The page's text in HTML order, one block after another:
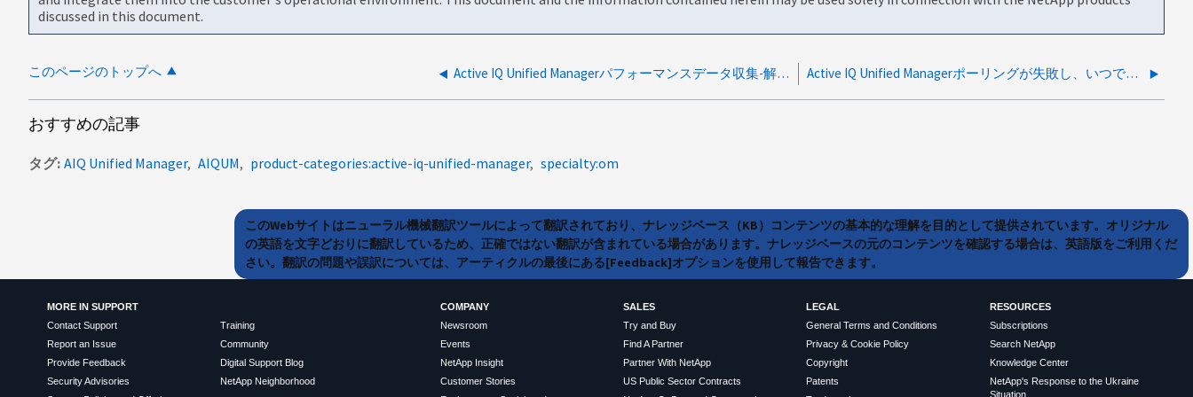
discussed in this document.
このページのトップへ Active IQ Unified Managerパフォーマンスデータ収集-解決ガイド Active IQ Unified Managerポーリングが失敗し、いつでもランダムに自己解決する
おすすめの記事
タグ AIQ Unified Manager AIQUM product-categories:active-iq-unified-manager specialty:om
このWebサイトはニューラル機械翻訳ツールによって翻訳されており、ナレッジベース（KB）コンテンツの基本的な理解を目的として提供されています。オリジナル
の英語を文字どおりに翻訳しているため、正確ではない翻訳が含まれている場合があります。ナレッジベースの元のコンテンツを確認する場合は、英語版をご利用くだ
さい。翻訳の問題や誤訳については、アーティクルの最後にある[Feedback]オプションを使用して報告できます。
MORE IN SUPPORT
Contact Support
Report an Issue
Provide Feedback
Security Advisories
Training
Community
Digital Support Blog
NetApp Neighborhood
COMPANY
Newsroom
Events
NetApp Insight
Customer Stories
SALES
Try and Buy
Find A Partner
Partner With NetApp
US Public Sector Contracts
LEGAL
General Terms and Conditions
Privacy & Cookie Policy
Copyright
Patents
RESOURCES
Subscriptions
Search NetApp
Knowledge Center
NetApp's Response to the Ukraine
Situation